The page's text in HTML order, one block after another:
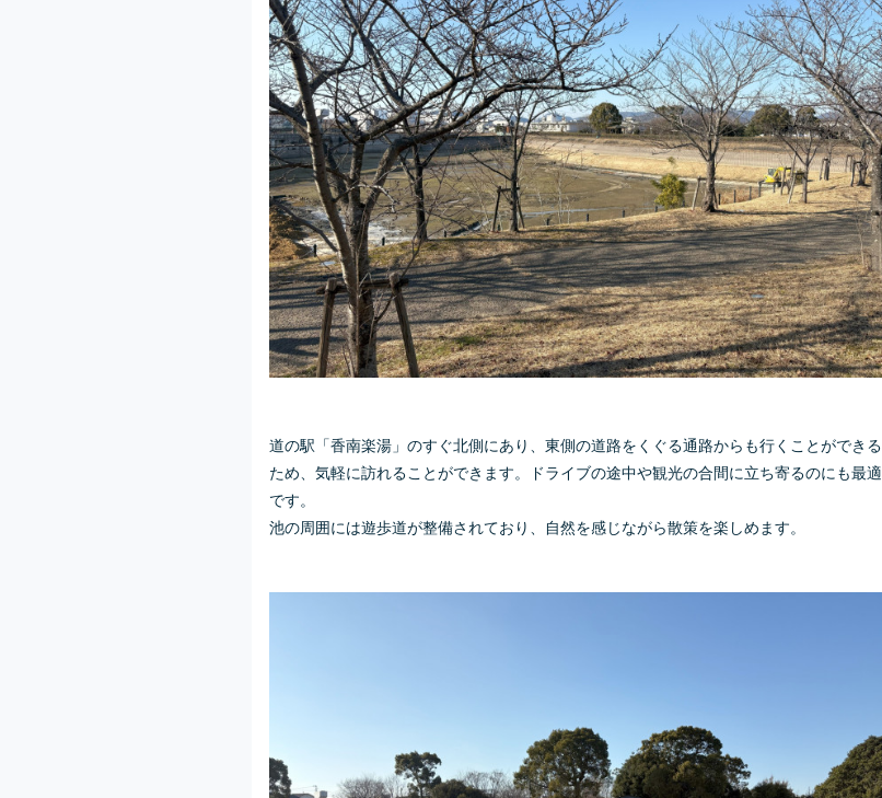
道の駅「香南楽湯」のすぐ北側にあり、東側の道路をくぐる通路からも行くことができる
ため、気軽に訪れることができます。ドライブの途中や観光の合間に立ち寄るのにも最適
です。
池の周囲には遊歩道が整備されており、自然を感じながら散策を楽しめます。